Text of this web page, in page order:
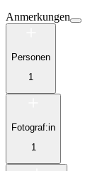
Anmerkungen
Personen
1
Fotograf:in
1